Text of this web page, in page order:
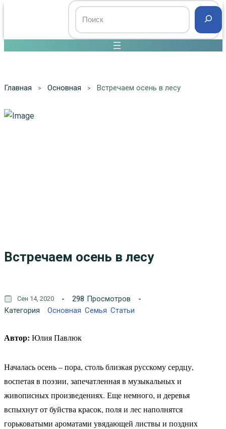
Главная Основная Встречаем осень в лесу
Встречаем осень в лесу
Сен 14, 2020 298 Просмотров
Категория
Основная Семья Статьи
Автор: Юлия Павлюк
Началась осень – пора, столь близкая русскому сердцу,
воспетая в поэзии, запечатленная в музыкальных и
живописных произведениях. Еще немного, и деревья
вспыхнут от буйства красок, поля и лес наполнятся
горьковатыми ароматами увядающей листвы и поздних